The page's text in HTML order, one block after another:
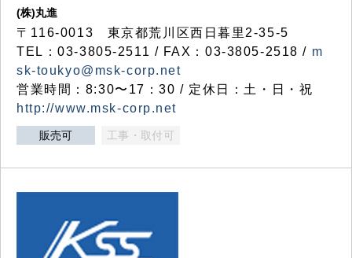
(株)丸進
〒116-0013 東京都荒川区西日暮里2-35-5
TEL：03-3805-2511 / FAX：03-3805-2518 / m
sk-toukyo@msk-corp.net
営業時間：8:30〜17：30 / 定休日：土・日・祝
http://www.msk-corp.net
販売可 工事・取付可